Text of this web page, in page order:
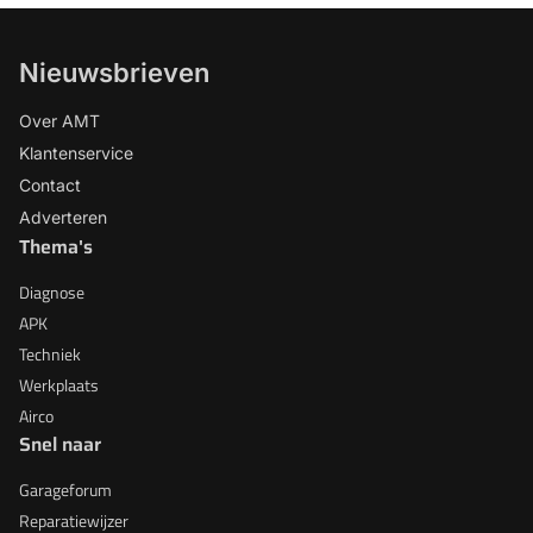
Nieuwsbrieven
Over AMT
Klantenservice
Contact
Adverteren
Thema's
Diagnose
APK
Techniek
Werkplaats
Airco
Snel naar
Garageforum
Reparatiewijzer